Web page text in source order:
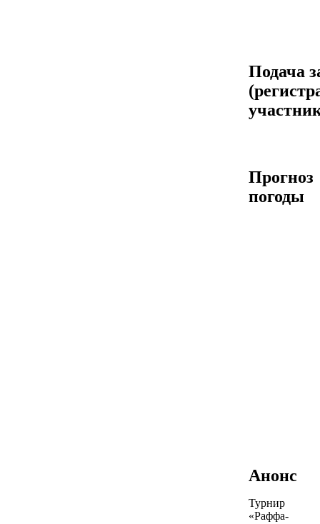
Подача
Прогноз
погоды
Анонс
Турнир
«Раффа-